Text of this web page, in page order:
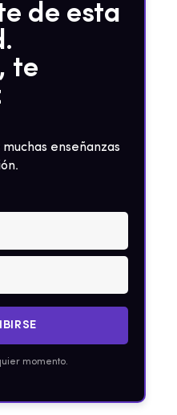
de esta
te
enseñanzas
momento.